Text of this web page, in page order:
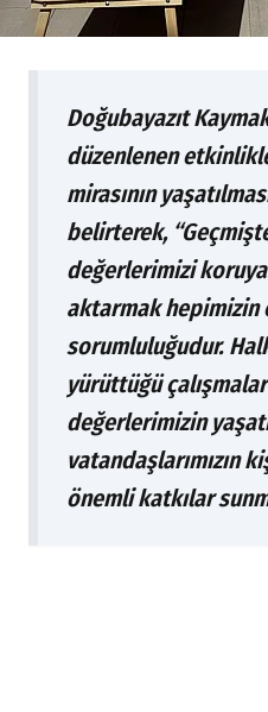
Doğubayazıt
düzenlenen
mirasının
belirterek,
değerlerimizi
aktarmak hepimizin
sorumluluğudur.
yürüttüğü
değerlerimizin
vatandaşlarımızın
önemli katkılar